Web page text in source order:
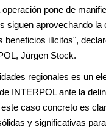
pone de
siguen aprovechando la
beneficios ilícitos",
Jürgen Stock.
regionales es un
INTERPOL ante la
caso concreto es
y significativas